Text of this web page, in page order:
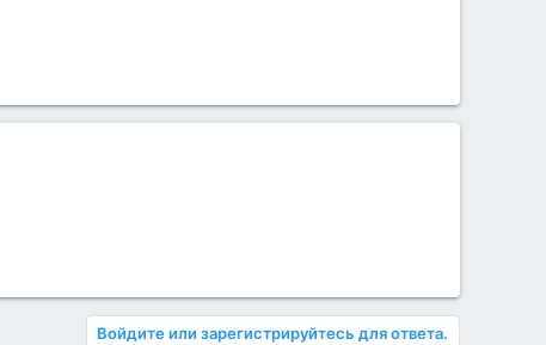
Войдите или зарегистрируйтесь для ответа.